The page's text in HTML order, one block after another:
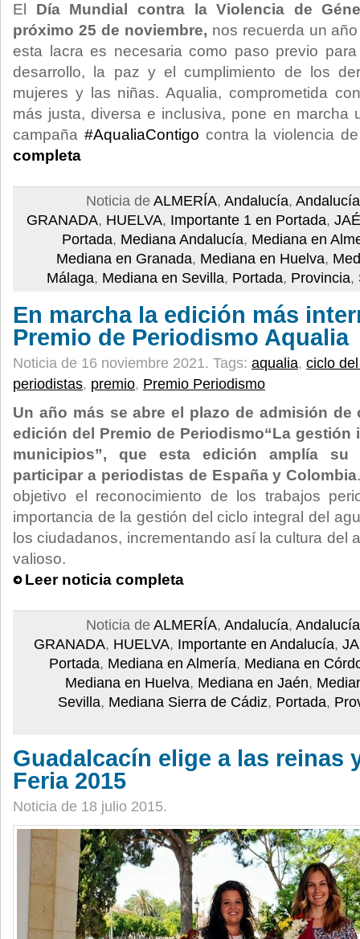
El Día Mundial contra la Violencia de
próximo 25 de noviembre, nos recuerda un
esta lacra es necesaria como paso previo
desarrollo, la paz y el cumplimiento de los
mujeres y las niñas. Aqualia, comprometida
más justa, diversa e inclusiva, pone en marcha
campaña #AqualiaContigo contra la violencia
completa
Noticia de ALMERÍA, Andalucía,
GRANADA, HUELVA, Importante 1 en Portada,
Portada, Mediana Andalucía, Mediana en
Mediana en Granada, Mediana en Huelva,
Málaga, Mediana en Sevilla, Portada, Provincia,
En marcha la edición más
Premio de Periodismo Aqualia
Noticia de 16 noviembre 2021. Tags: aqualia, ciclo
periodistas, premio, Premio Periodismo
Un año más se abre el plazo de admisión de
edición del Premio de Periodismo“La gestión
municipios”, que esta edición amplía
participar a periodistas de España y Colombia
objetivo el reconocimiento de los trabajos
importancia de la gestión del ciclo integral del
los ciudadanos, incrementando así la cultura del
valioso.
Leer noticia completa
Noticia de ALMERÍA, Andalucía,
GRANADA, HUELVA, Importante en Andalucía,
Portada, Mediana en Almería, Mediana en
Mediana en Huelva, Mediana en Jaén,
Sevilla, Mediana Sierra de Cádiz, Portada,
Guadalcacín elige a las reinas
Feria 2015
Noticia de 18 julio 2015.